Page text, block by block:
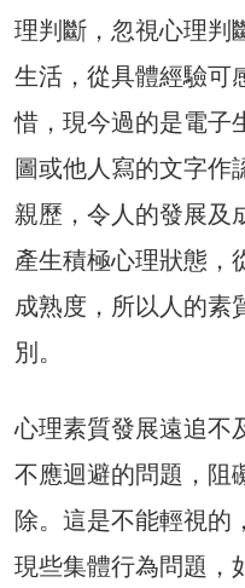
理判斷，忽視心理判
生活，從具體經驗可
惜，現今過的是電子
圖或他人寫的文字作
親歷，令人的發展及
產生積極心理狀態，
成熟度，所以人的素
別。
心理素質發展遠追不
不應迴避的問題，阻
除。這是不能輕視的
現些集體行為問題，